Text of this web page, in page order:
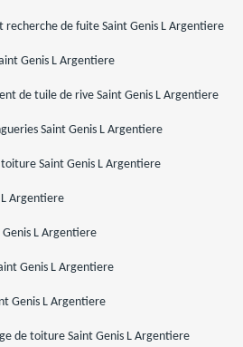
de fuite Saint Genis L Argentiere
Genis L Argentiere
de tuile de rive Saint Genis L Argentiere
Saint Genis L Argentiere
Saint Genis L Argentiere
Argentiere
L Argentiere
Genis L Argentiere
Genis L Argentiere
de toiture Saint Genis L Argentiere